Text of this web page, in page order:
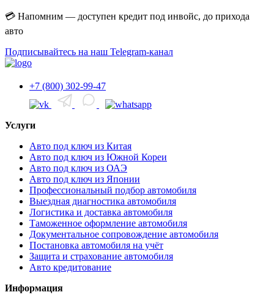
💳 Напомним — доступен кредит под инвойс, до прихода
авто
Подписывайтесь на наш Telegram-канал
+7 (800) 302-99-47
Услуги
Авто под ключ из Китая
Авто под ключ из Южной Кореи
Авто под ключ из ОАЭ
Авто под ключ из Японии
Профессиональный подбор автомобиля
Выездная диагностика автомобиля
Логистика и доставка автомобиля
Таможенное оформление автомобиля
Документальное сопровождение автомобиля
Постановка автомобиля на учёт
Защита и страхование автомобиля
Авто кредитование
Информация